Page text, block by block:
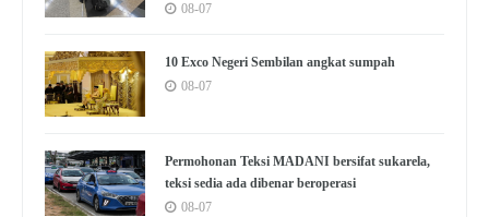
08-07
10 Exco Negeri Sembilan angkat sumpah
08-07
Permohonan Teksi MADANI bersifat sukarela,
teksi sedia ada dibenar beroperasi
08-07